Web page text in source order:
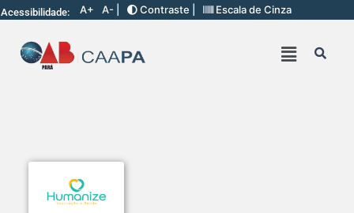
Acessibilidade: A+ A- | Contraste | Escala de Cinza